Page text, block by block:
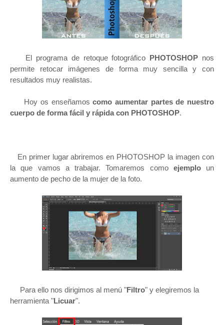
El programa de retoque fotográfico PHOTOSHOP nos
permite retocar imágenes de forma muy sencilla y con
resultados muy realistas.
Hoy os enseñamoscomo aumentar partes de nuestro
cuerpo de forma fácil y rápida con PHOTOSHOP.
En primer lugar abriremos en PHOTOSHOP la imagen con
la que vamos a trabajar.Tomaremos como ejemplo un
aumento de pecho de la mujer de la foto.
Para ello nos dirigimos al menú "Filtro" y elegiremos la
herramienta "Licuar".